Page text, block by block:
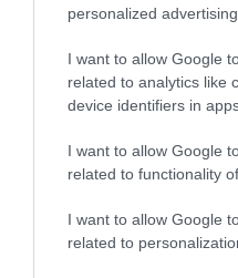
personalized advertising.
I want to allow Google
related to analytics like
device identifiers in
I want to allow Google
related to functionality
I want to allow Google
related to
ENERGIA
Leáll a Paksi Atomerőmű
A Duna alacsony vízállása
weboldalán a vállalat. Az